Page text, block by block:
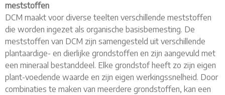
meststoffen
DCM maakt voor diverse teelten verschillende meststoffen
die worden ingezet als organische basisbemesting. De
meststoffen van DCM zijn samengesteld uit verschillende
plantaardige- en dierlijke grondstoffen en zijn aangevuld met
een mineraal bestanddeel. Elke grondstof heeft zo zijn eigen
plant-voedende waarde en zijn eigen werkingssnelheid. Door
combinaties te maken van meerdere grondstoffen, kan een